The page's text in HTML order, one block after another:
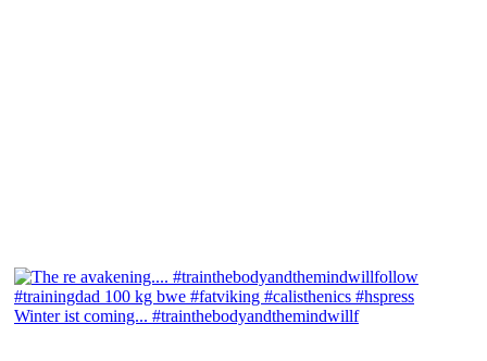
Winter ist coming... #trainthebodyandthemindwillf